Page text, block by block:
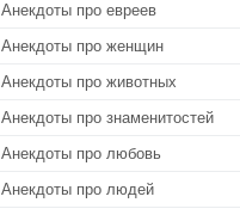
Анекдоты про евреев
Анекдоты про женщин
Анекдоты про животных
Анекдоты про знаменитостей
Анекдоты про любовь
Анекдоты про людей